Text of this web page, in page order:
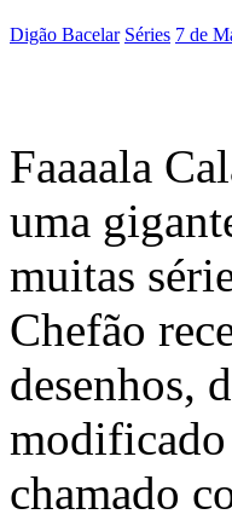
Digão Bacelar Séries 7 de
Faaaala
uma
muitas
Chefão
desenhos,
modificado
chamado